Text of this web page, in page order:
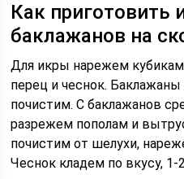
Как приготовить
баклажанов на
Для икры нарежем
перец и чеснок.
почистим. С баклажанов
разрежем пополам и
почистим от шелухи,
Чеснок кладем по вкусу, 1-